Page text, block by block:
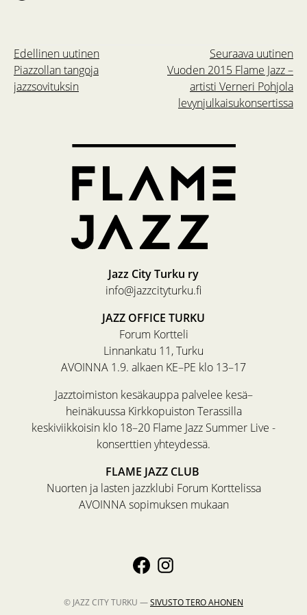
Seuraava uutinen
Vuoden 2015 Flame Jazz –
artisti Verneri Pohjola
levynjulkaisukonsertissa
Edellinen uutinen
Piazzollan tangoja
jazzsovituksin
Jazz City Turku ry
info@jazzcityturku.fi
JAZZ OFFICE TURKU
Forum Kortteli
Linnankatu 11, Turku
AVOINNA 1.9. alkaen KE–PE klo 13–17
Jazztoimiston kesäkauppa palvelee kesä–
heinäkuussa Kirkkopuiston Terassilla
keskiviikkoisin klo 18–20 Flame Jazz Summer Live -
konserttien yhteydessä.
FLAME JAZZ CLUB
Nuorten ja lasten jazzklubi Forum Korttelissa
AVOINNA sopimuksen mukaan
© JAZZ CITY TURKU —SIVUSTOTERO AHONEN